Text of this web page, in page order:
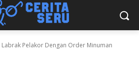
Pelakor Dengan Order Minuman